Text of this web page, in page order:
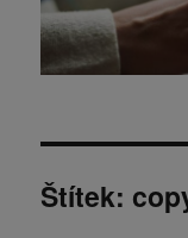
Štítek: